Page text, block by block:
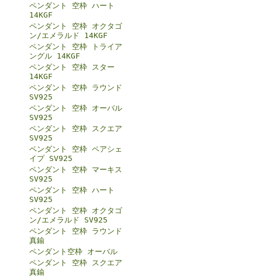
ペンダント 空枠 ハート
14KGF
ペンダント 空枠 オクタゴ
ン/エメラルド 14KGF
ペンダント 空枠 トライア
ングル 14KGF
ペンダント 空枠 スター
14KGF
ペンダント 空枠 ラウンド
SV925
ペンダント 空枠 オーバル
SV925
ペンダント 空枠 スクエア
SV925
ペンダント 空枠 ペアシェ
イプ SV925
ペンダント 空枠 マーキス
SV925
ペンダント 空枠 ハート
SV925
ペンダント 空枠 オクタゴ
ン/エメラルド SV925
ペンダント 空枠 ラウンド
真鍮
ペンダント空枠 オーバル
ペンダント 空枠 スクエア
真鍮